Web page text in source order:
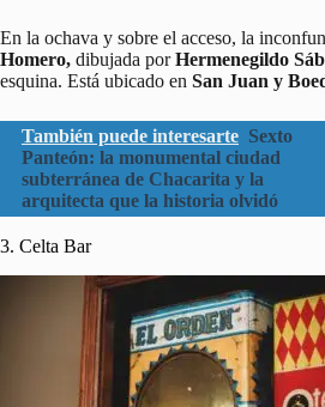
En la ochava y sobre el acceso, la
Homero, dibujada porHermenegildo
esquina. Está ubicado en San Juan y
También puede interesarte Sexto
Panteón: la monumental ciudad
subterránea de Chacarita y la
arquitecta que la historia olvidó
3. Celta Bar